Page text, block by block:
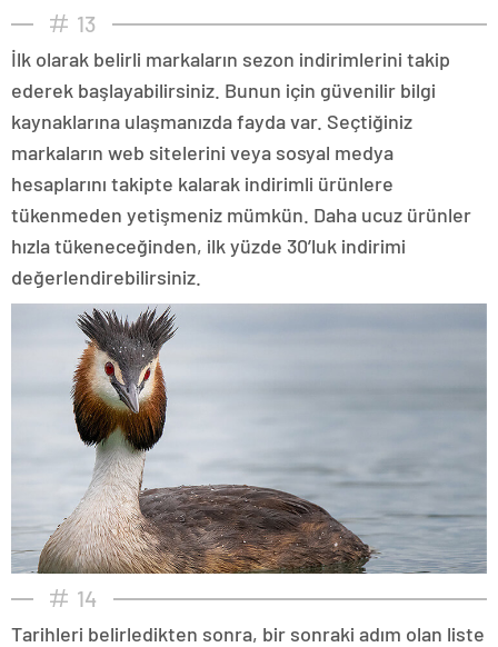
13
İlk olarak belirli markaların sezon indirimlerini takip
ederek başlayabilirsiniz. Bunun için güvenilir bilgi
kaynaklarına ulaşmanızda fayda var. Seçtiğiniz
markaların web sitelerini veya sosyal medya
hesaplarını takipte kalarak indirimli ürünlere
tükenmeden yetişmeniz mümkün. Daha ucuz ürünler
hızla tükeneceğinden, ilk yüzde 30’luk indirimi
değerlendirebilirsiniz.
14
Tarihleri belirledikten sonra, bir sonraki adım olan liste